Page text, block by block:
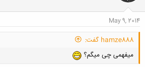
May 9, 2014
hamze888 گفت:
میفهمی چی میگم؟